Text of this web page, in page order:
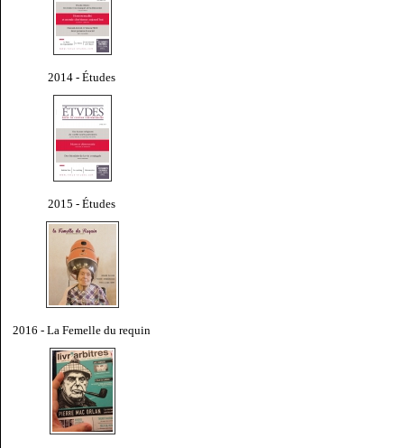
2014 - Études
2015 - Études
2016 - La Femelle du requin